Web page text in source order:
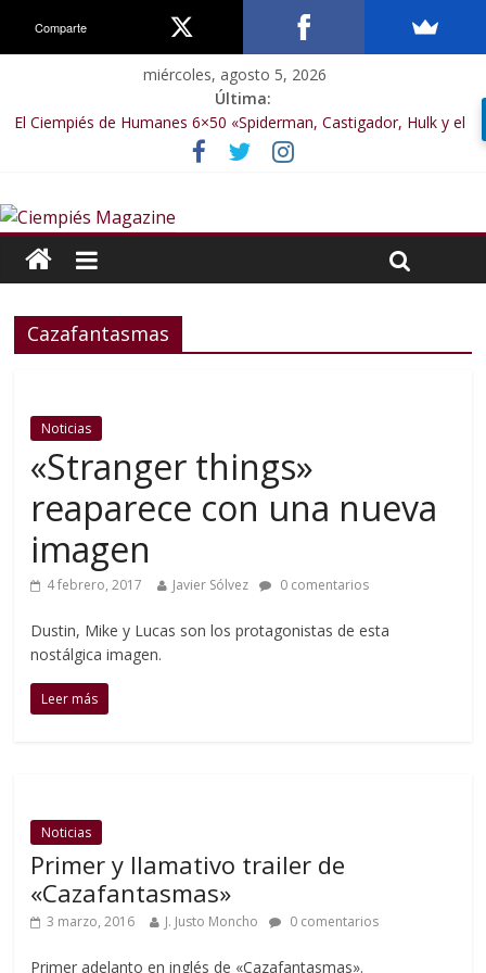
miércoles, agosto 5, 2026
Última:
El Ciempiés de Humanes 6×50 «Spiderman, Castigador, Hulk y el
final de la sexta temporada»
El Ciempiés de Humanes 6×49 «Kiritaaaaa»
El Ciempiés de Humanes 6×47 «De nada por nada»
El Ciempiés de Humanes 6×46 «Ciudadano Minion»
Cazafantasmas
Noticias
«Stranger things»
reaparece con una nueva
imagen
4 febrero, 2017 Javier Sólvez 0 comentarios
Dustin, Mike y Lucas son los protagonistas de esta
nostálgica imagen.
Leer más
Noticias
Primer y llamativo trailer de
«Cazafantasmas»
3 marzo, 2016 J. Justo Moncho 0 comentarios
Primer adelanto en inglés de «Cazafantasmas».
Comparte